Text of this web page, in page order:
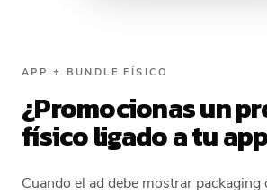
APP + BUNDLE FÍSICO
¿Promocionas un
físico ligado a tu
Cuando el ad debe mostrar packaging